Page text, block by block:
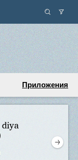
Приложения